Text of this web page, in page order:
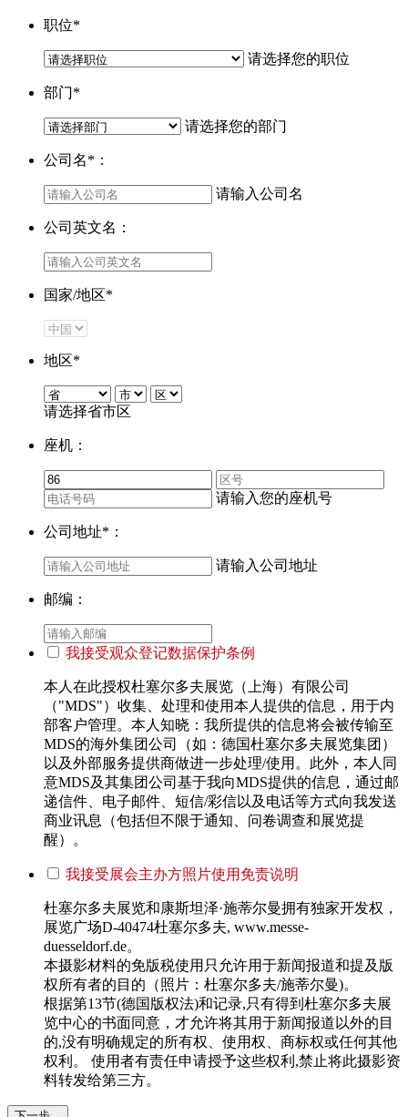
职位*
请选择您的职位
部门*
请选择您的部门
公司名* ：
请输入公司名
公司英文名：
国家/地区*
地区*
请选择省市区
座机：
请输入您的座机号
公司地址* ：
请输入公司地址
邮编：
我接受观众登记数据保护条例
本人在此授权杜塞尔多夫展览（上海）有限公司
（"MDS"）收集、处理和使用本人提供的信息，用于内
部客户管理。本人知晓：我所提供的信息将会被传输至
MDS的海外集团公司（如：德国杜塞尔多夫展览集团）
以及外部服务提供商做进一步处理/使用。此外，本人同
意MDS及其集团公司基于我向MDS提供的信息，通过邮
递信件、电子邮件、短信/彩信以及电话等方式向我发送
商业讯息（包括但不限于通知、问卷调查和展览提
醒）。
我接受展会主办方照片使用免责说明
杜塞尔多夫展览和康斯坦泽·施蒂尔曼拥有独家开发权，
展览广场D-40474杜塞尔多夫, www.messe-
duesseldorf.de。
本摄影材料的免版税使用只允许用于新闻报道和提及版
权所有者的目的（照片：杜塞尔多夫/施蒂尔曼)。
根据第13节(德国版权法)和记录,只有得到杜塞尔多夫展
览中心的书面同意，才允许将其用于新闻报道以外的目
的,没有明确规定的所有权、使用权、商标权或任何其他
权利。 使用者有责任申请授予这些权利,禁止将此摄影资
料转发给第三方。